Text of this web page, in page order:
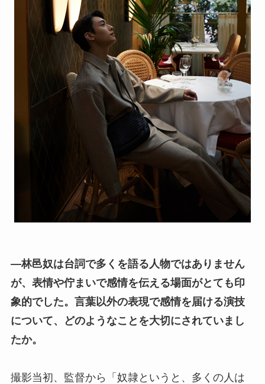
―林邑奴は台詞で多くを語る人物ではありません
が、表情や佇まいで感情を伝える場面がとても印
象的でした。言葉以外の表現で感情を届ける演技
について、どのようなことを大切にされていまし
たか。
撮影当初、監督から「奴隷というと、多くの人は